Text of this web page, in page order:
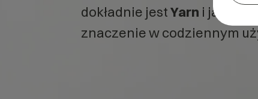
dokładnie jestYarn i jakie
znaczenie w codziennym